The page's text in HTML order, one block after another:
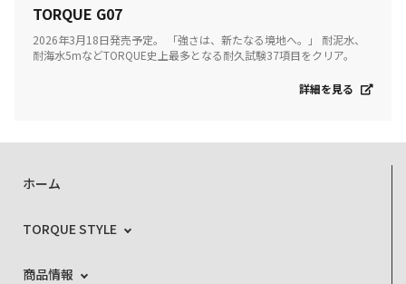
TORQUE G07
2026年3月18日発売予定。 「強さは、新たなる境地へ。」 耐泥水、
耐海水5mなどTORQUE史上最多となる耐久試験37項目をクリア。
詳細を見る
ホーム
TORQUE STYLE
商品情報